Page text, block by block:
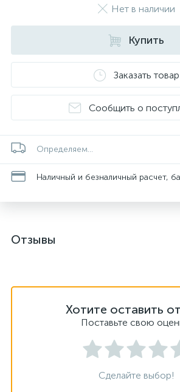
Нет в наличии
Купить
Заказать товар
Сообщить о
Определяем...
Наличный и безналичный расчет,
Отзывы
Хотите оставить
Поставьте свою
Сделайте выбор!